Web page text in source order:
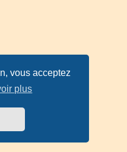
vous acceptez
plus